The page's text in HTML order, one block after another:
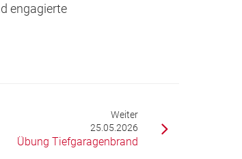
engagierte
Weiter
25.05.2026
Übung Tiefgaragenbrand